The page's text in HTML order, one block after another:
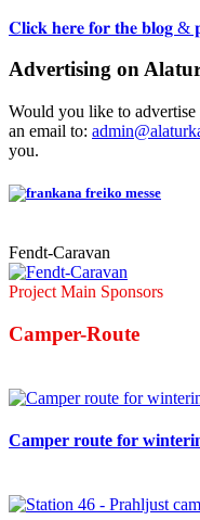
𝐂𝐥𝐢𝐜𝐤 𝐡𝐞𝐫𝐞 𝐟𝐨𝐫 𝐭𝐡𝐞 𝐛𝐥𝐨𝐠 &
Advertising on
Would you like to
an email to:
you.
Fendt-Caravan
Project Main Sponsors
Camper-Route
Camper route for